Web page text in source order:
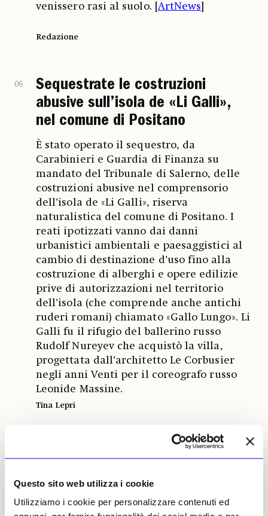
Questo sito web utilizza i cookie
Utilizziamo i cookie per personalizzare contenuti ed
venissero rasi al suolo. [ArtNews
Redazione
06
Sequestrate le costruzioni
abusive sull’isola de «Li Galli»,
nel comune di Positano
È stato operato il sequestro, da
Carabinieri e Guardia di Finanza su
mandato del Tribunale di Salerno, delle
costruzioni abusive nel comprensorio
dell’isola de «Li Galli», riserva
naturalistica del comune di Positano. I
reati ipotizzati vanno dai danni
urbanistici ambientali e paesaggistici al
cambio di destinazione d’uso fino alla
costruzione di alberghi e opere edilizie
prive di autorizzazioni nel territorio
dell’isola (che comprende anche antichi
ruderi romani) chiamato «Gallo Lungo». Li
Galli fu il rifugio del ballerino russo
Rudolf Nureyev che acquistò la villa,
progettata dall’architetto Le Corbusier
negli anni Venti per il coreografo russo
Leonide Massine.
Tina Lepri
Il castello di d’Artagnan a un
Castelmore, in vendita da oltre due anni.